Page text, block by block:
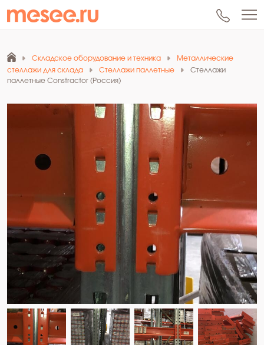
Складское оборудование и техника
Металлические
стеллажи для склада
Стеллажи паллетные
Стеллажи
паллетные Constractor (Россия)